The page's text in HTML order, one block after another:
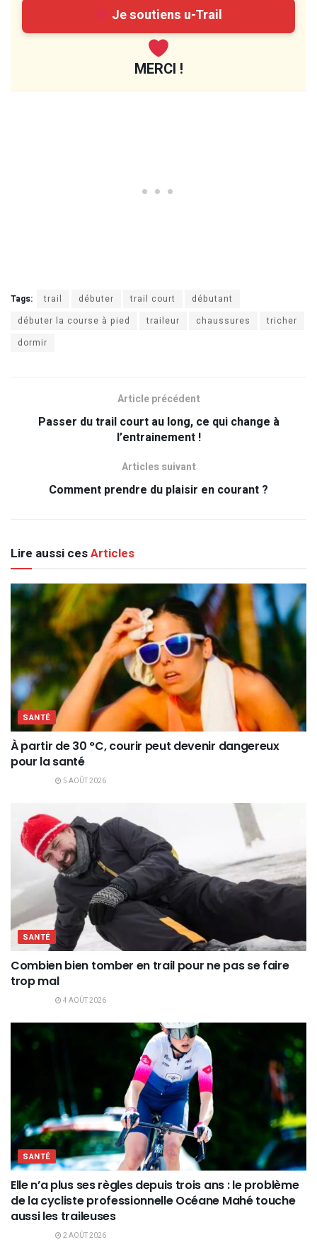
Je soutiens u-Trail
MERCI !
Tags: trail débuter trail court
débutant
débuter la course à pied
traileur chaussures
tricher
dormir
Article précédent
Passer du trail court au long, ce qui change à
l’entrainement !
Articles suivant
Comment prendre du plaisir en courant ?
Lire aussi cesArticles
SANTÉ
À partir de 30 °C, courir peut devenir dangereux
pour la santé
5 AOÛT 2026
SANTÉ
Combien bien tomber en trail pour ne pas se faire
trop mal
4 AOÛT 2026
SANTÉ
Elle n’a plus ses règles depuis trois ans : le problème
de la cycliste professionnelle Océane Mahé touche
aussi les traileuses
2 AOÛT 2026